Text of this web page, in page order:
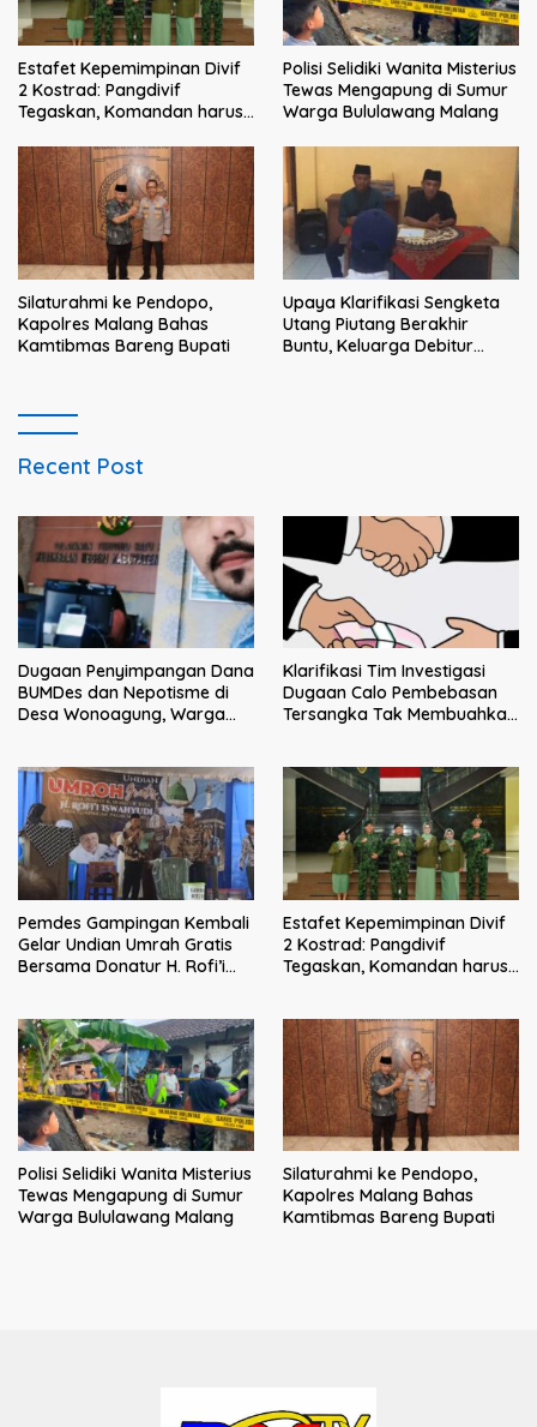
Estafet Kepemimpinan Divif
2 Kostrad: Pangdivif
Tegaskan, Komandan harus
dan solusi bagi prajurit
Polisi Selidiki Wanita Misterius
Tewas Mengapung di Sumur
Warga Bululawang Malang
Silaturahmi ke Pendopo,
Kapolres Malang Bahas
Kamtibmas Bareng Bupati
Upaya Klarifikasi Sengketa
Utang Piutang Berakhir
Buntu, Keluarga Debitur
Recent Post
Dugaan Penyimpangan Dana
BUMDes dan Nepotisme di
Desa Wonoagung, Warga
Klarifikasi Tim Investigasi
Dugaan Calo Pembebasan
Tersangka Tak Membuahkan
Pemdes Gampingan Kembali
Gelar Undian Umrah Gratis
Bersama Donatur H. Rofi’i
Estafet Kepemimpinan Divif
2 Kostrad: Pangdivif
Tegaskan, Komandan harus
Polisi Selidiki Wanita Misterius
Tewas Mengapung di Sumur
Warga Bululawang Malang
Silaturahmi ke Pendopo,
Kapolres Malang Bahas
Kamtibmas Bareng Bupati